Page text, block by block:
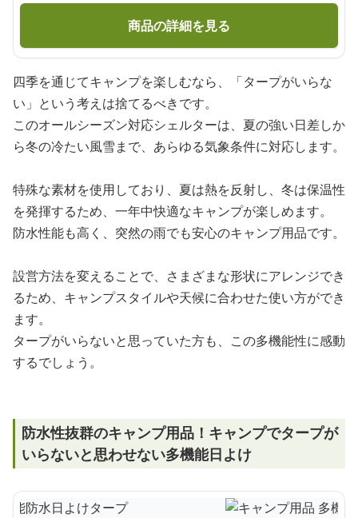
商品の詳細を見る
四季を通じてキャンプを楽しむなら、「タープがいらな
い」という考えは捨てるべきです。
このオールシーズン対応シェルターは、夏の強い日差しか
ら冬の冷たい風雪まで、あらゆる気象条件に対応します。
特殊な素材を使用しており、夏は熱を反射し、冬は保温性
を発揮するため、一年中快適なキャンプが楽しめます。
防水性能も高く、突然の雨でも安心のキャンプ用品です。
設営方法を変えることで、さまざまな形状にアレンジでき
るため、キャンプスタイルや天候に合わせた使い方ができ
ます。
タープがいらないと思っていた方も、この多機能性に感動
するでしょう。
防水性抜群のキャンプ用品！キャンプでタープが
いらないと思わせない多機能日よけ